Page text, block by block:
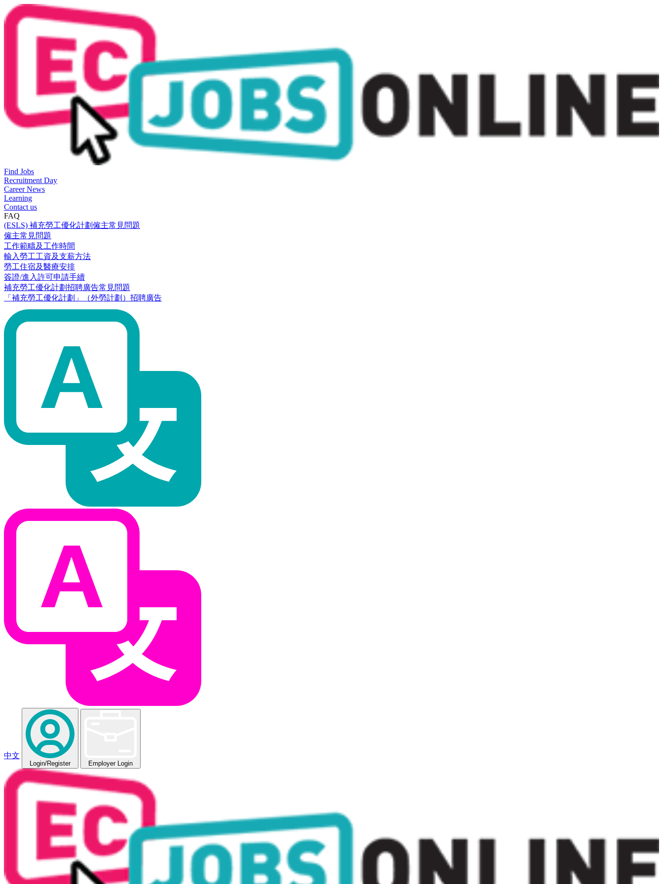
Find Jobs
Recruitment Day
Career News
Learning
Contact us
FAQ
(ESLS) 補充勞工優化計劃僱主常見問題
僱主常見問題
工作範疇及工作時間
輸入勞工工資及支薪方法
勞工住宿及醫療安排
簽證/進入許可申請手續
補充勞工優化計劃招聘廣告常見問題
「補充勞工優化計劃」（外勞計劃）招聘廣告
中文
Login/Register Employer Login